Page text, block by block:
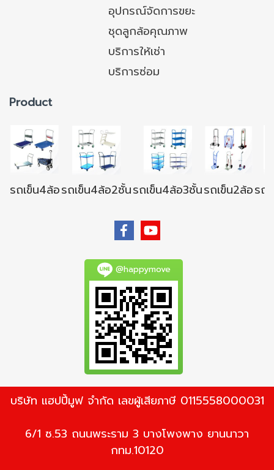
อุปกรณ์จัดการขยะ
ชุดลูกล้อคุณภาพ
บริการให้เช่า
บริการซ่อม
Product
รถเข็น4ล้อรถเข็น4ล้อ2ชั้นรถเข็น4ล้อ3ชั้นรถเข็น2ล้อรถ
@happymove
บริษัท แฮปปี้มูฟ จำกัด เลขผู้เสียภาษี 0115558000031
6/1 ซ.53 ถนนพระราม 3 บางโพงพาง ยานนาวา
กทม.10120